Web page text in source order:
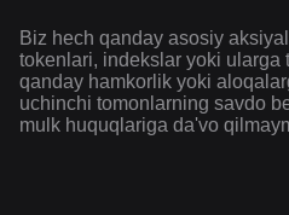
Biz hech qanday asosiy
tokenlari, indekslar yoki
qanday hamkorlik yoki
uchinchi tomonlarning savdo
mulk huquqlariga da'vo